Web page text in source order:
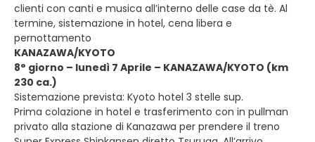
clienti con canti e musica all’interno delle case da tè. Al
termine, sistemazione in hotel, cena libera e
pernottamento
KANAZAWA/KYOTO
8° giorno – lunedì 7 Aprile – KANAZAWA/KYOTO (km
230 ca.)
Sistemazione prevista: Kyoto hotel 3 stelle sup.
Prima colazione in hotel e trasferimento con in pullman
privato alla stazione di Kanazawa per prendere il treno